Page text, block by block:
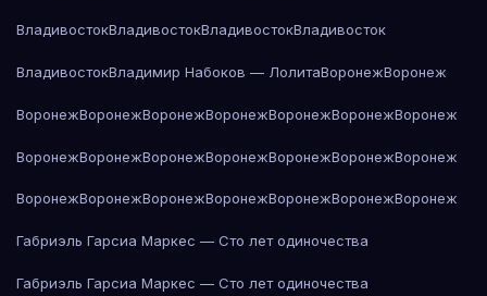
ВладивостокВладивостокВладивостокВладивосток
ВладивостокВладимир Набоков — ЛолитаВоронежВоронеж
ВоронежВоронежВоронежВоронежВоронежВоронежВоронеж
ВоронежВоронежВоронежВоронежВоронежВоронежВоронеж
ВоронежВоронежВоронежВоронежВоронежВоронежВоронеж
Габриэль Гарсиа Маркес — Сто лет одиночества
Габриэль Гарсиа Маркес — Сто лет одиночества